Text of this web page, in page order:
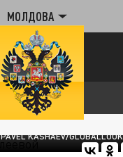
МОЛДОВА
PAVEL KASHAEV/